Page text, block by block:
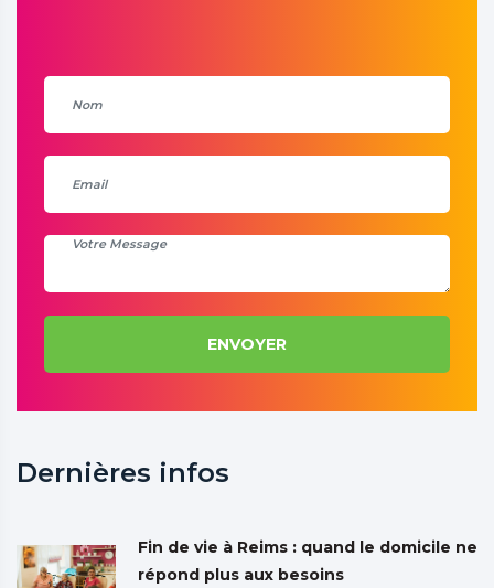
ENVOYER
Dernières infos
Fin de vie à Reims : quand le domicile ne
répond plus aux besoins